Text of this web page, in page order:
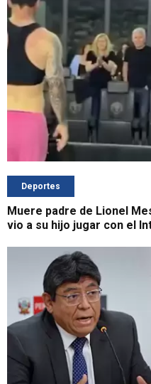
Deportes
Muere padre de Lionel
vio a su hijo jugar con el